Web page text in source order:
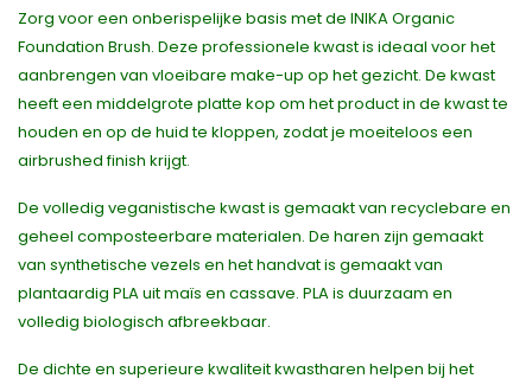
Zorg voor een onberispelijke basis met de INIKA Organic
Foundation Brush. Deze professionele kwast is ideaal voor het
aanbrengen van vloeibare make-up op het gezicht. De kwast
heeft een middelgrote platte kop om het product in de kwast te
houden en op de huid te kloppen, zodat je moeiteloos een
airbrushed finish krijgt.
De volledig veganistische kwast is gemaakt van recyclebare en
geheel composteerbare materialen. De haren zijn gemaakt
van synthetische vezels en het handvat is gemaakt van
plantaardig PLA uit maïs en cassave. PLA is duurzaam en
volledig biologisch afbreekbaar.
De dichte en superieure kwaliteit kwastharen helpen bij het